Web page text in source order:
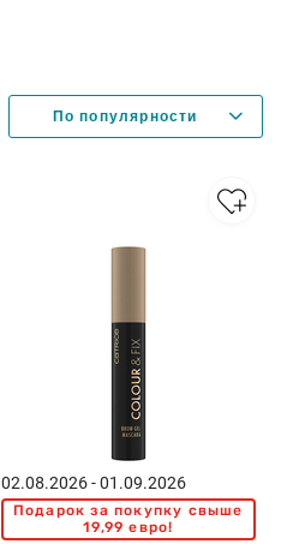
02.08.2026 - 01.09.2026
Подарок за покупку свыше
19,99 евро!